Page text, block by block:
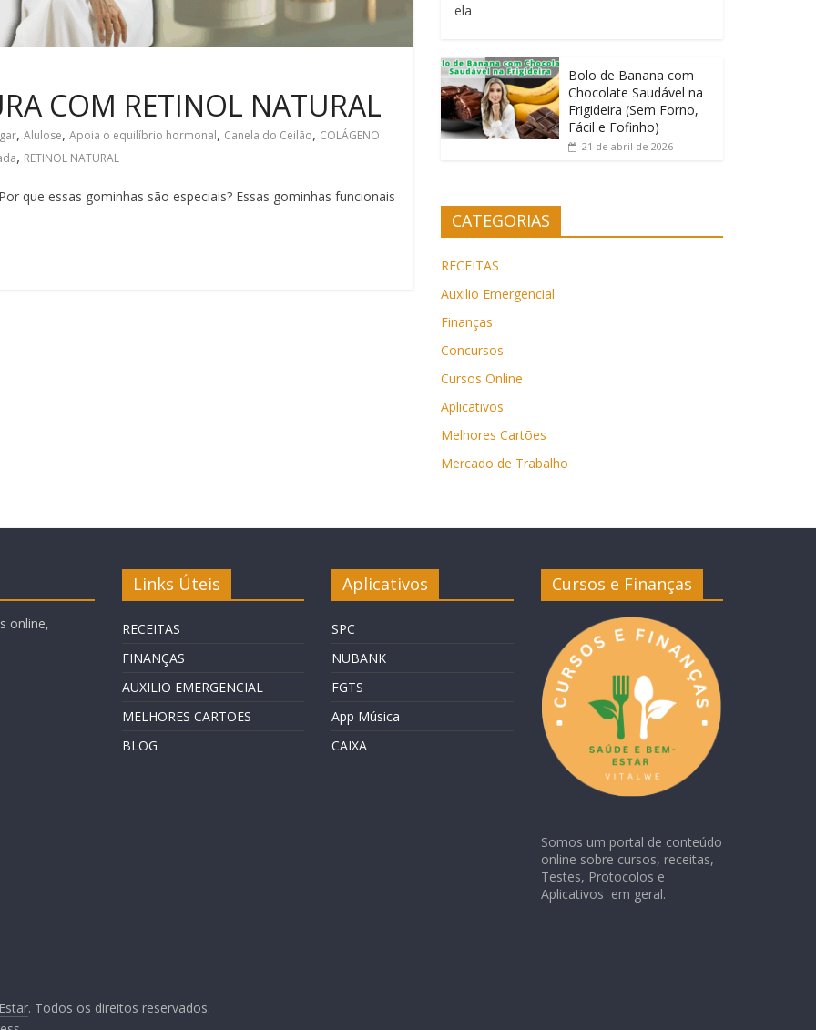
COM RETINOL NATURAL
, Alulose, Apoia o equilíbrio hormonal, Canela do Ceilão, COLÁGENO
, RETINOL NATURAL
que essas gominhas são especiais? Essas gominhas funcionais
ela
Bolo de Banana com
Chocolate Saudável na
Frigideira (Sem Forno,
Fácil e Fofinho)
21 de abril de 2026
CATEGORIAS
RECEITAS
Auxilio Emergencial
Finanças
Concursos
Cursos Online
Aplicativos
Melhores Cartões
Mercado de Trabalho
online,
Links Úteis
RECEITAS
FINANÇAS
AUXILIO EMERGENCIAL
MELHORES CARTOES
BLOG
Aplicativos
SPC
NUBANK
FGTS
App Música
CAIXA
Cursos e Finanças
Somos um portal de conteúdo
online sobre cursos, receitas,
Testes, Protocolos e
Aplicativos em geral.
. Todos os direitos reservados.